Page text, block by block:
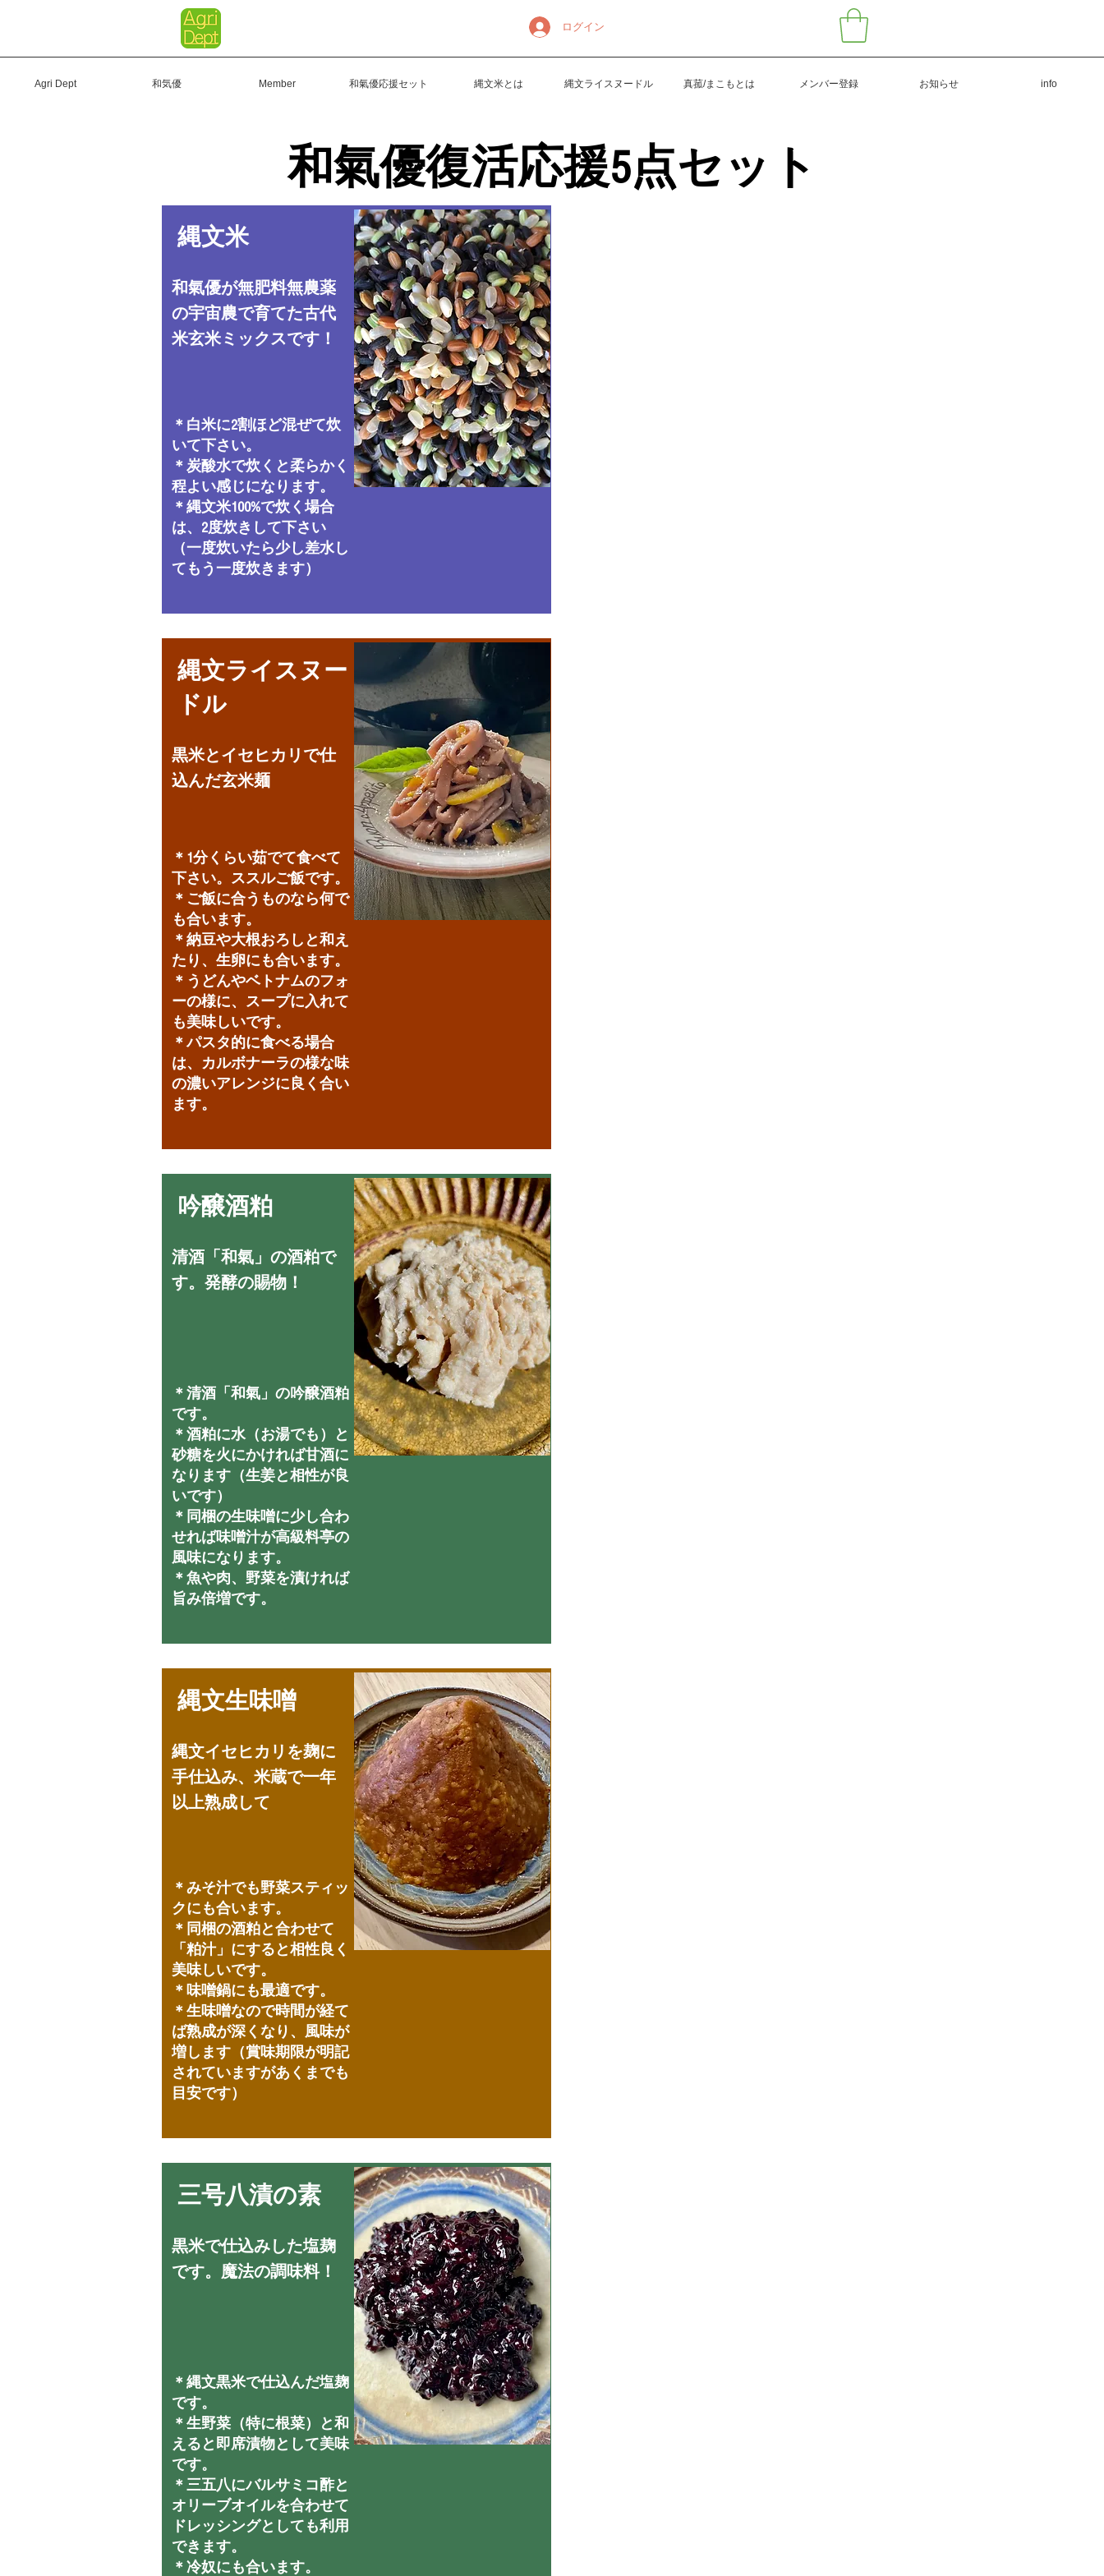
ログイン
Agri Dept 和気優 Member 和氣優応援セット 縄文米とは 縄文ライスヌードル 真菰/まこもとは メンバー登録 お知らせ info
和氣優復活応援5点セット
縄文米
和氣優が無肥料無農薬
の宇宙農で育てた古代
米玄米ミックスです！
＊白米に2割ほど混ぜて炊
いて下さい。
＊炭酸水で炊くと柔らかく
程よい感じになります。
＊縄文米100%で炊く場合
は、2度炊きして下さい
（一度炊いたら少し差水し
てもう一度炊きます）
縄文ライスヌー
ドル
黒米とイセヒカリで仕
込んだ玄米麺
＊1分くらい茹でて食べて
下さい。ススルご飯です。
＊ご飯に合うものなら何で
も合います。
＊納豆や大根おろしと和え
たり、生卵にも合います。
＊うどんやベトナムのフォ
ーの様に、スープに入れて
も美味しいです。
＊パスタ的に食べる場合
は、カルボナーラの様な味
の濃いアレンジに良く合い
ます。
吟醸酒粕
清酒「和氣」の酒粕で
す。発酵の賜物！
＊清酒「和氣」の吟醸酒粕
です。
＊酒粕に水（お湯でも）と
砂糖を火にかければ甘酒に
なります（生姜と相性が良
いです）
＊同梱の生味噌に少し合わ
せれば味噌汁が高級料亭の
風味になります。
＊魚や肉、野菜を漬ければ
旨み倍増です。
縄文生味噌
縄文イセヒカリを麹に
手仕込み、米蔵で一年
以上熟成して
＊みそ汁でも野菜スティッ
クにも合います。
＊同梱の酒粕と合わせて
「粕汁」にすると相性良く
美味しいです。
＊味噌鍋にも最適です。
＊生味噌なので時間が経て
ば熟成が深くなり、風味が
増します（賞味期限が明記
されていますがあくまでも
目安です）
三号八漬の素
黒米で仕込みした塩麹
です。魔法の調味料！
＊縄文黒米で仕込んだ塩麹
です。
＊生野菜（特に根菜）と和
えると即席漬物として美味
です。
＊三五八にバルサミコ酢と
オリーブオイルを合わせて
ドレッシングとしても利用
できます。
＊冷奴にも合います。